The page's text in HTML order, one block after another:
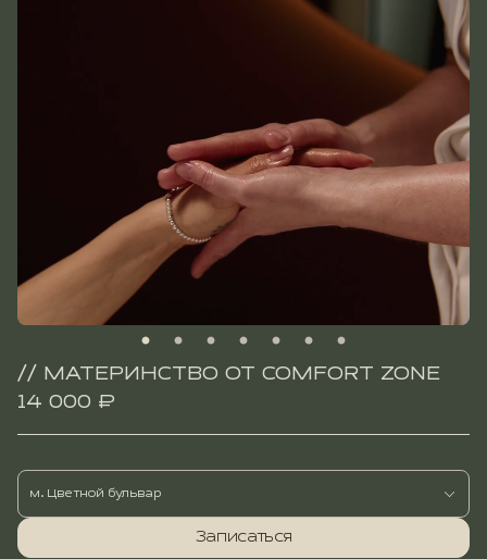
// МАТЕРИНСТВО ОТ COMFORT ZONE
14 000 ₽
м. Цветной бульвар
Записаться